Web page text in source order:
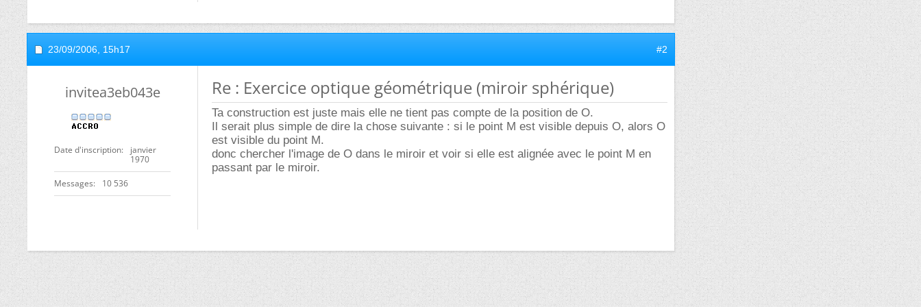
23/09/2006, 15h17 #2
invitea3eb043e
Date d'inscription
janvier
1970
Messages 10 536
Re : Exercice optique géométrique (miroir sphérique)
Ta construction est juste mais elle ne tient pas compte de la position de O.
Il serait plus simple de dire la chose suivante : si le point M est visible depuis O, alors O
est visible du point M.
donc chercher l'image de O dans le miroir et voir si elle est alignée avec le point M en
passant par le miroir.